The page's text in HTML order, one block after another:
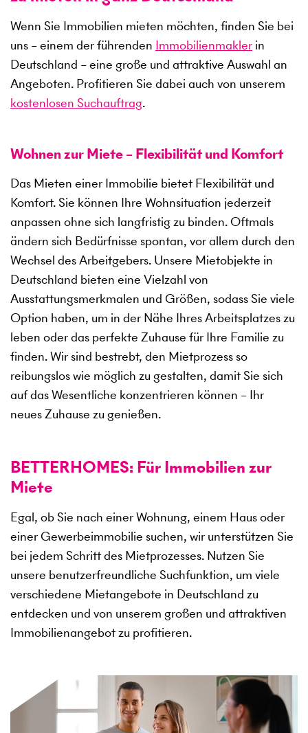
Wenn Sie Immobilien mieten möchten, finden Sie bei
uns – einem der führenden Immobilienmakler in
Deutschland – eine große und attraktive Auswahl an
Angeboten. Profitieren Sie dabei auch von unserem
kostenlosen Suchauftrag.
Wohnen zur Miete – Flexibilität und Komfort
Das Mieten einer Immobilie bietet Flexibilität und
Komfort. Sie können Ihre Wohnsituation jederzeit
anpassen ohne sich langfristig zu binden. Oftmals
ändern sich Bedürfnisse spontan, vor allem durch den
Wechsel des Arbeitgebers. Unsere Mietobjekte in
Deutschland bieten eine Vielzahl von
Ausstattungsmerkmalen und Größen, sodass Sie viele
Option haben, um in der Nähe Ihres Arbeitsplatzes zu
leben oder das perfekte Zuhause für Ihre Familie zu
finden. Wir sind bestrebt, den Mietprozess so
reibungslos wie möglich zu gestalten, damit Sie sich
auf das Wesentliche konzentrieren können – Ihr
neues Zuhause zu genießen.
BETTERHOMES: Für Immobilien zur
Miete
Egal, ob Sie nach einer Wohnung, einem Haus oder
einer Gewerbeimmobilie suchen, wir unterstützen Sie
bei jedem Schritt des Mietprozesses. Nutzen Sie
unsere benutzerfreundliche Suchfunktion, um viele
verschiedene Mietangebote in Deutschland zu
entdecken und von unserem großen und attraktiven
Immobilienangebot zu profitieren.